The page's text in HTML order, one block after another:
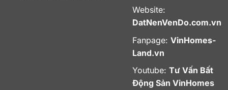
Website:
DatNenVenDo.com.vn
Fanpage: VinHomes-
Land.vn
Youtube: Tư Vấn Bất
Động Sản VinHomes